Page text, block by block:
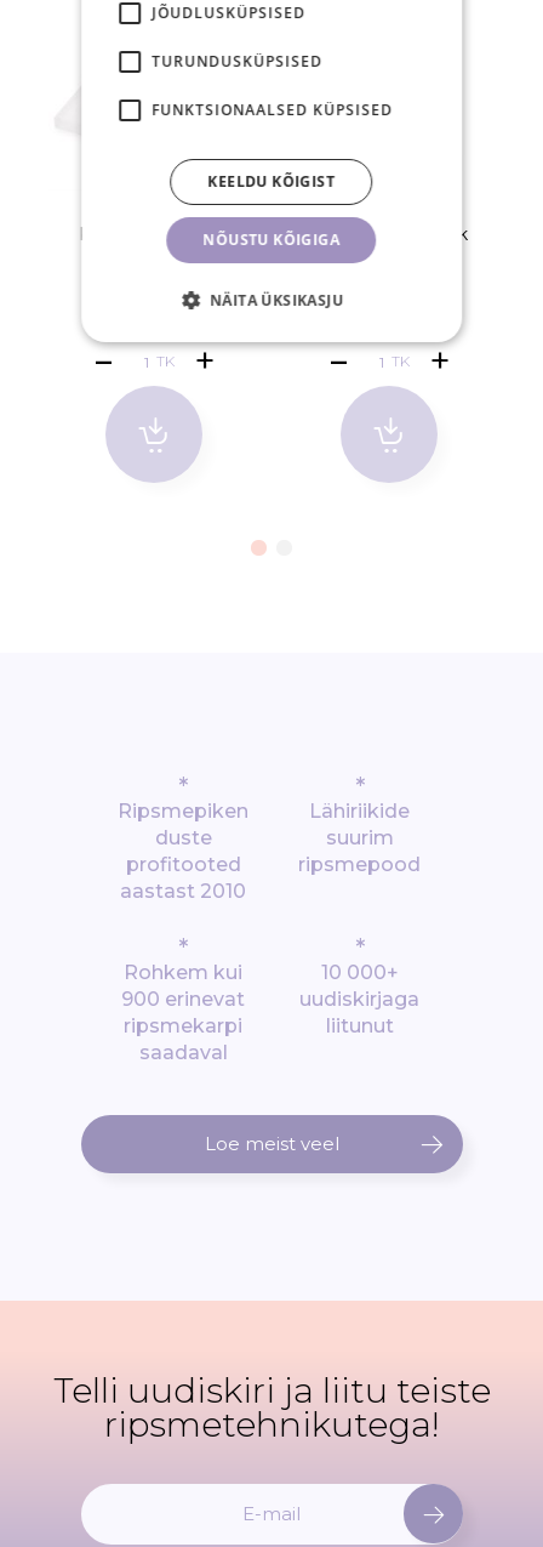
Klaasist ripsme- ja
liimialus
5,90 €
TK
Liimisõrmus 100tk
(kitsas)
9,20 €
TK
*
Ripsmepiken
duste
profitooted
aastast 2010
*
Lähiriikide
suurim
ripsmepood
*
Rohkem kui
900 erinevat
ripsmekarpi
saadaval
*
10 000+
uudiskirjaga
liitunut
Loe meist veel
Telli uudiskiri ja liitu teiste
ripsmetehnikutega!
L
i
JÕUDLUSKÜPSISED
TURUNDUSKÜPSISED
FUNKTSIONAALSED KÜPSISED
NÕUSTU KÕIGIGA
KEELDU KÕIGIST
NÄITA ÜKSIKASJU